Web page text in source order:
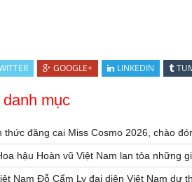
GOOGLE+ LINKEDIN
mục
thức đăng cai Miss Cosmo 2026, chào
hậu Hoàn vũ Việt Nam lan tỏa những
Nam Đỗ Cẩm Ly đại diện Việt Nam dự